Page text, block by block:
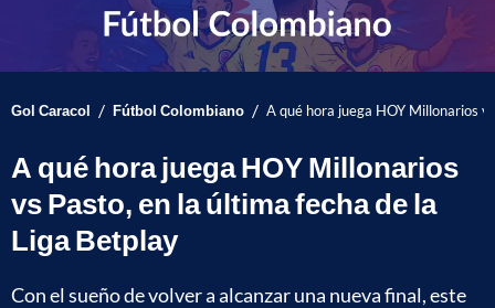
Gol Caracol / Fútbol Colombiano / A qué hora juega HOY Millonarios
A qué hora juega HOY Millonarios
vs Pasto, en la última fecha de la
Liga Betplay
Con el sueño de volver a alcanzar una nueva final, este